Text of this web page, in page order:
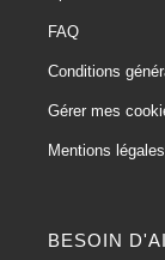
BESOIN
FAQ
Conditions
Gérer mes
Mentions légales